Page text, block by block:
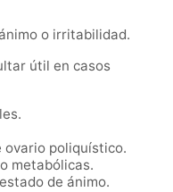
o irritabilidad.
útil en casos
ovario poliquístico.
metabólicas.
de ánimo.